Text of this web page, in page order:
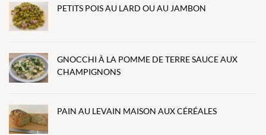
PETITS POIS AU LARD OU AU JAMBON
GNOCCHI À LA POMME DE TERRE SAUCE AUX
CHAMPIGNONS
PAIN AU LEVAIN MAISON AUX CÉRÉALES